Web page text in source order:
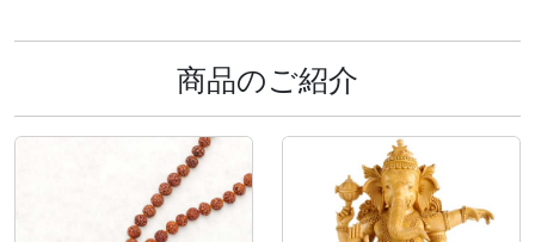
商品のご紹介